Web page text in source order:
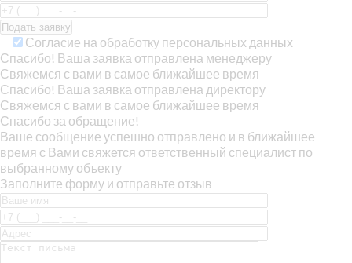
Согласие на обработку персональных данных
Спасибо! Ваша заявка отправлена менеджеру
Свяжемся с вами в самое ближайшее время
Спасибо! Ваша заявка отправлена директору
Свяжемся с вами в самое ближайшее время
Спасибо за обращение!
Ваше сообщение успешно отправлено и в ближайшее
время с Вами свяжется ответственный специалист по
выбранному объекту
Заполните форму и отправьте отзыв